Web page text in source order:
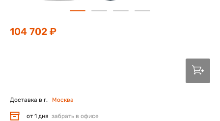
104 702 ₽
Доставка в г. Москва
от 1 дня забрать в офисе